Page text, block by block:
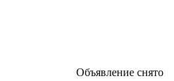
Объявление снято